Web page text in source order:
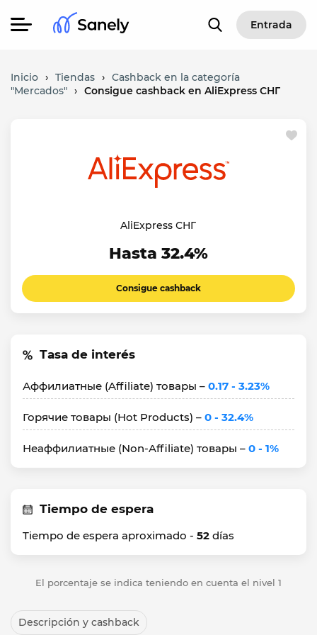
Entrada
Inicio › Tiendas › Cashback en la categoría
"Mercados" › Consigue cashback en AliExpress СНГ
AliExpress СНГ
Hasta 32.4%
Consigue cashback
Tasa de interés
Аффилиатные (Affiliate) товары – 0.17 - 3.23%
Горячие товары (Hot Products) – 0 - 32.4%
Неаффилиатные (Non-Affiliate) товары – 0 - 1%
Tiempo de espera
Tiempo de espera aproximado - 52 días
El porcentaje se indica teniendo en cuenta el nivel 1
Descripción y cashback